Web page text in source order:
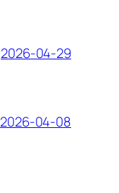
2026-04-29
2026-04-08